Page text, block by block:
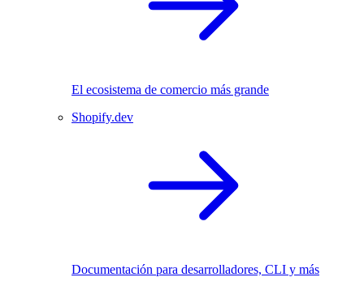
El ecosistema de comercio más grande
Shopify.dev
Documentación para desarrolladores, CLI y más